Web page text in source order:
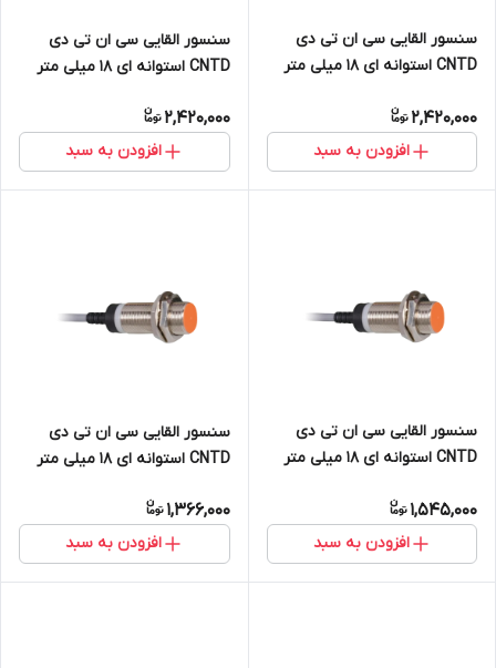
سنسور القایی سی ان تی دی
CNTD استوانه ای 18 میلی متر
مدل CJY18S-15NC
2,420,000
افزودن به سبد
سنسور القایی سی ان تی دی
CNTD استوانه ای 18 میلی متر
مدل CJY18S-15PC
2,420,000
افزودن به سبد
سنسور القایی سی ان تی دی
CNTD استوانه ای 18 میلی متر
مدل CJY18E-05PC
1,545,000
افزودن به سبد
سنسور القایی سی ان تی دی
CNTD استوانه ای 18 میلی متر
مدل CJY18E-08KA
1,366,000
افزودن به سبد